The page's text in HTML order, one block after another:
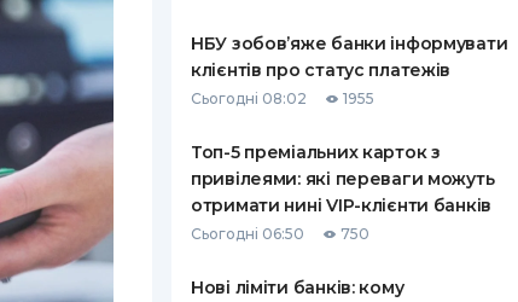
НБУ зобов’яже банки інформувати
клієнтів про статус платежів
Сьогодні 08:02 1955
Топ-5 преміальних карток з
привілеями: які переваги можуть
отримати нині VIP-клієнти банків
Сьогодні 06:50 750
Нові ліміти банків: кому